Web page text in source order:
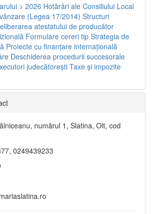
> 2026 Hotărâri ale Consiliului Local
(Legea 17/2014) Structuri
atestatului de producător
Formulare cereri tip Strategia de
Proiecte cu finanţare internaţională
Deschiderea procedurii succesorale
judecătorești Taxe şi impozite
numărul 1, Slatina, Olt, cod
0249439233